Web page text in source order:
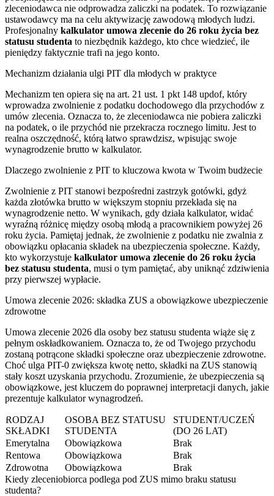
zleceniodawca nie odprowadza zaliczki na podatek. To rozwiązanie
ustawodawcy ma na celu aktywizację zawodową młodych ludzi.
Profesjonalny kalkulator umowa zlecenie do 26 roku życia bez
statusu studenta to niezbędnik każdego, kto chce wiedzieć, ile
pieniędzy faktycznie trafi na jego konto.
Mechanizm działania ulgi PIT dla młodych w praktyce
Mechanizm ten opiera się na art. 21 ust. 1 pkt 148 updof, który
wprowadza zwolnienie z podatku dochodowego dla przychodów z
umów zlecenia. Oznacza to, że zleceniodawca nie pobiera zaliczki
na podatek, o ile przychód nie przekracza rocznego limitu. Jest to
realna oszczędność, którą łatwo sprawdzisz, wpisując swoje
wynagrodzenie brutto w kalkulator.
Dlaczego zwolnienie z PIT to kluczowa kwota w Twoim budżecie
Zwolnienie z PIT stanowi bezpośredni zastrzyk gotówki, gdyż
każda złotówka brutto w większym stopniu przekłada się na
wynagrodzenie netto. W wynikach, gdy działa kalkulator, widać
wyraźną różnicę między osobą młodą a pracownikiem powyżej 26
roku życia. Pamiętaj jednak, że zwolnienie z podatku nie zwalnia z
obowiązku opłacania składek na ubezpieczenia społeczne. Każdy,
kto wykorzystuje kalkulator umowa zlecenie do 26 roku życia
bez statusu studenta, musi o tym pamiętać, aby uniknąć zdziwienia
przy pierwszej wypłacie.
Umowa zlecenie 2026: składka ZUS a obowiązkowe ubezpieczenie
zdrowotne
Umowa zlecenie 2026 dla osoby bez statusu studenta wiąże się z
pełnym oskładkowaniem. Oznacza to, że od Twojego przychodu
zostaną potrącone składki społeczne oraz ubezpieczenie zdrowotne.
Choć ulga PIT-0 zwiększa kwotę netto, składki na ZUS stanowią
stały koszt uzyskania przychodu. Zrozumienie, że ubezpieczenia są
obowiązkowe, jest kluczem do poprawnej interpretacji danych, jakie
prezentuje kalkulator wynagrodzeń.
RODZAJ
SKŁADKI
OSOBA BEZ STATUSU
STUDENTA
STUDENT/UCZEŃ
(DO 26 LAT)
Emerytalna
Obowiązkowa
Brak
Rentowa
Obowiązkowa
Brak
Zdrowotna
Obowiązkowa
Brak
Kiedy zleceniobiorca podlega pod ZUS mimo braku statusu
studenta?